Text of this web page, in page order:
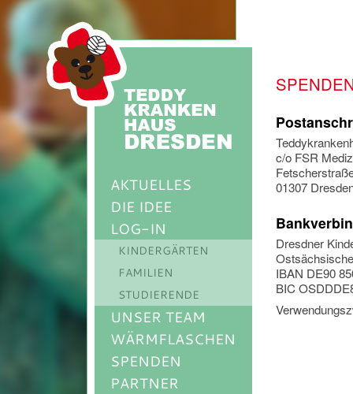
AKTUELLES
DIE IDEE
LOG-IN
KINDERGÄRTEN
FAMILIEN
STUDIERENDE
UNSER TEAM
WÄRMFLASCHEN
SPENDEN
PARTNER
c/o FSR
01307
Dresdner
IBAN DE90
BIC